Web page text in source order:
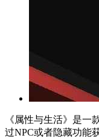
《属性与生活》是一
过NPC或者隐藏功能